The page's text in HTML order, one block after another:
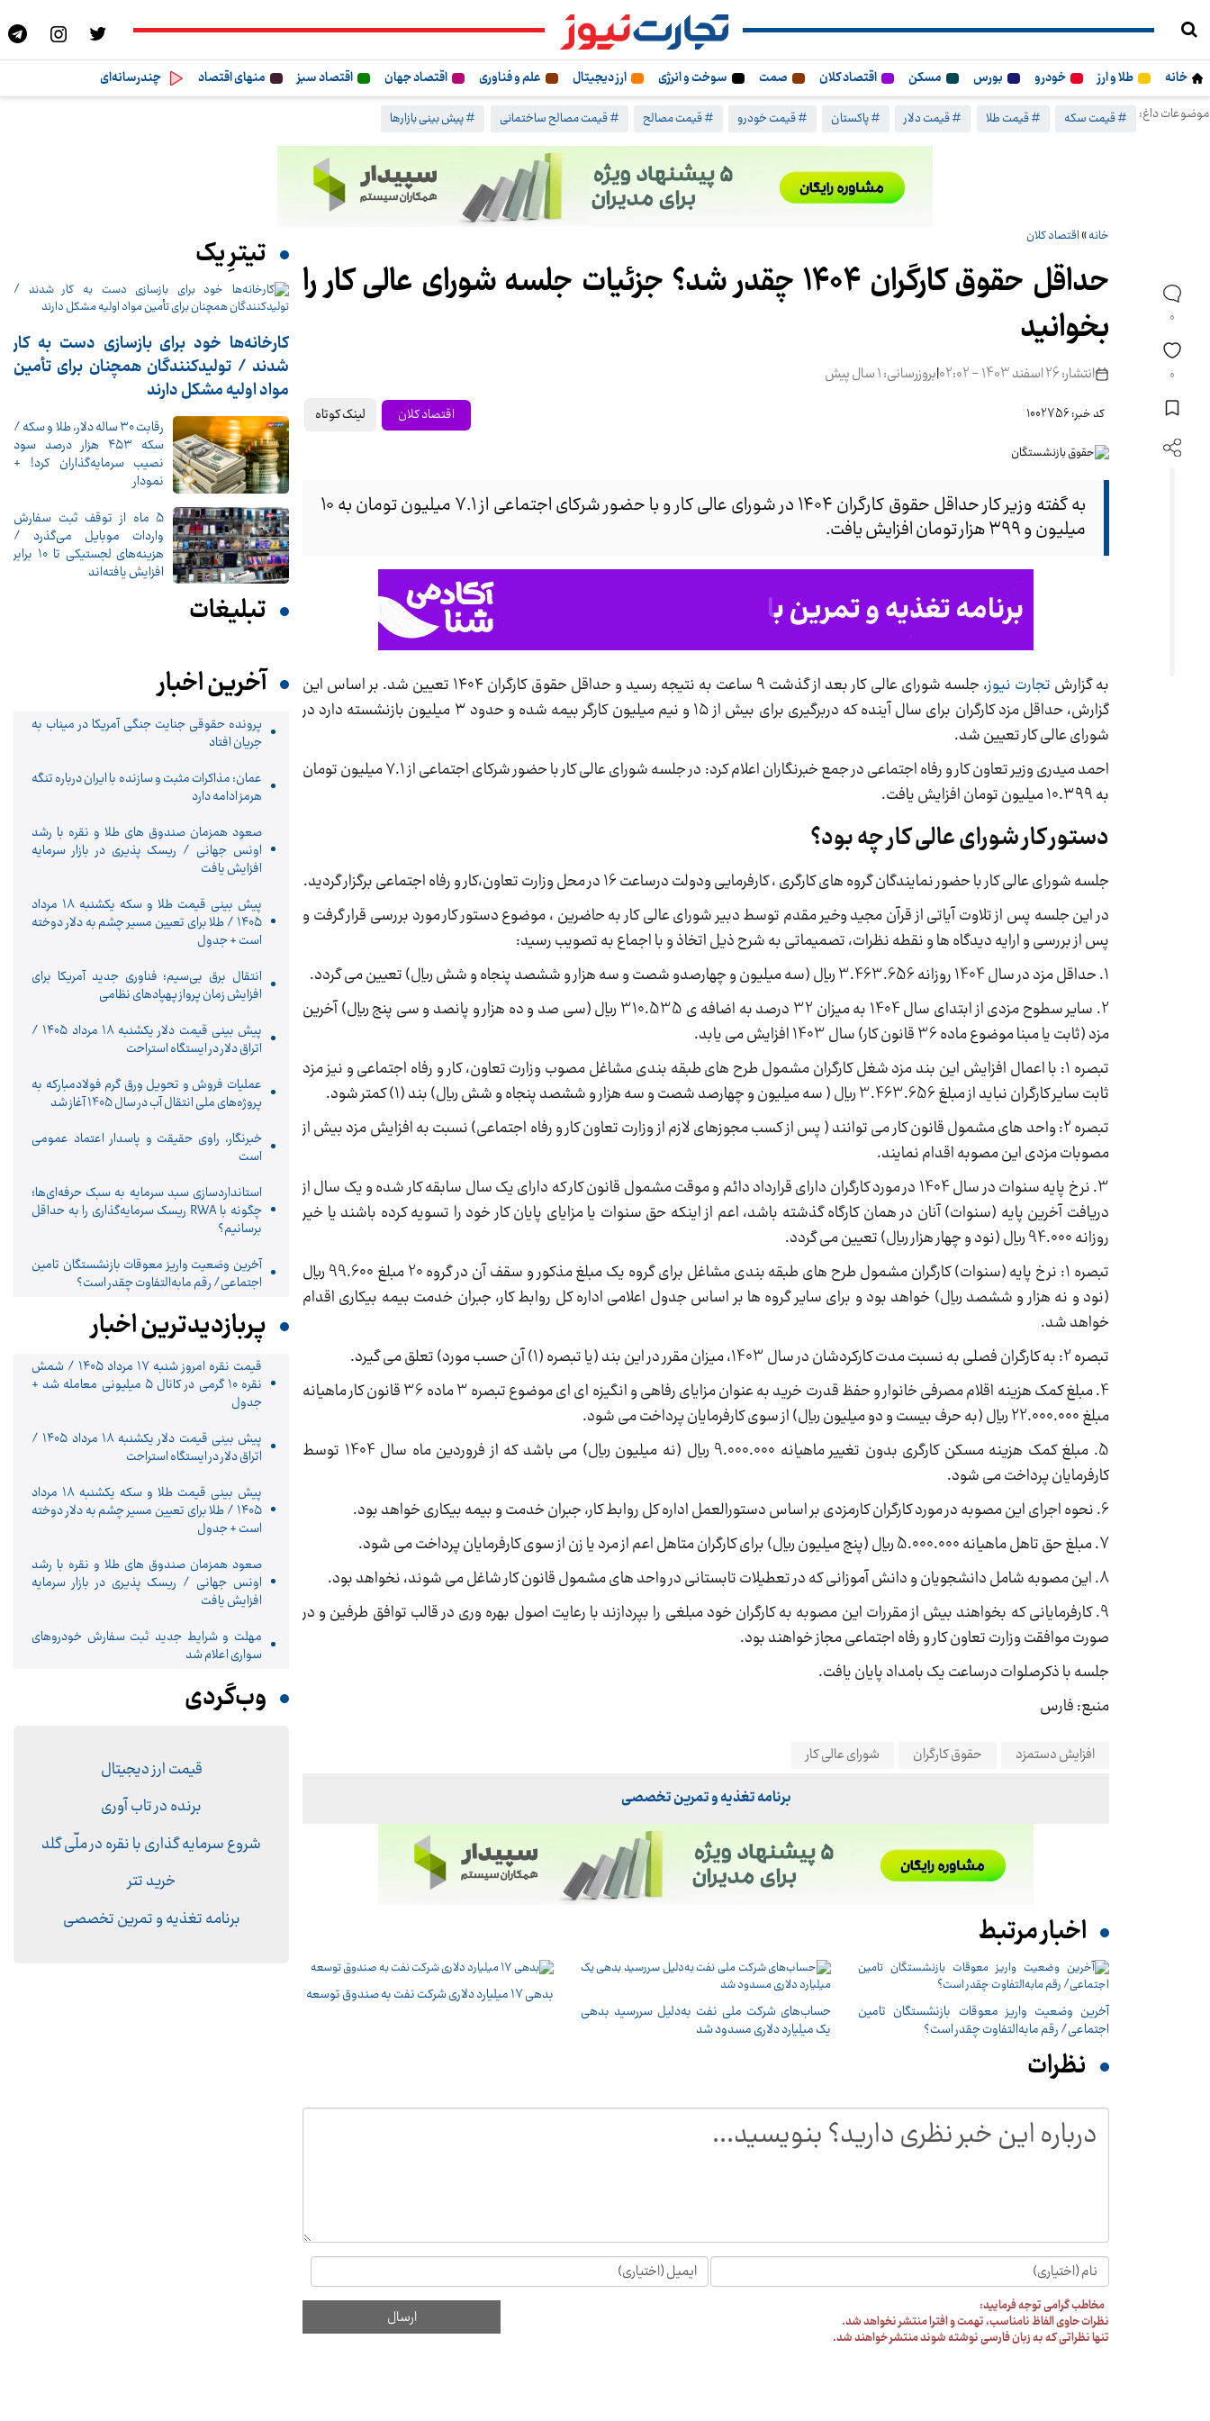
خانه طلا و ارز خودرو بورس مسکن اقتصاد کلان صمت سوخت و انرژی ارز دیجیتال علم و فناوری اقتصاد جهان اقتصاد سبز منهای اقتصاد
چندرسانه‌ای
موضوعات داغ:
# قیمت سکه # قیمت طلا # قیمت دلار # پاکستان # قیمت خودرو # قیمت مصالح # قیمت مصالح ساختمانی # پیش بینی بازارها
0
0
خانه» اقتصاد کلان
حداقل حقوق کارگران ۱۴۰۴ چقدر شد؟ جزئیات جلسه شورای عالی کار را
بخوانید
انتشار: 26 اسفند 1403 - 02:02 |بروزرسانی: 1 سال پیش
کد خبر: 1002756 اقتصاد کلان لینک کوتاه
به گفته وزیر کار حداقل حقوق کارگران ۱۴۰۴ در شورای عالی کار و با حضور شرکای اجتماعی از ۷.۱ میلیون تومان به ۱۰
میلیون و ۳۹۹ هزار تومان افزایش یافت.
به گزارش تجارت نیوز
، جلسه شورای عالی کار بعد از گذشت ۹ ساعت به نتیجه رسید و حداقل حقوق کارگران ۱۴۰۴ تعیین شد. بر اساس این
گزارش، حداقل مزد کارگران برای سال آینده که دربرگیری برای بیش از ۱۵ و نیم میلیون کارگر بیمه شده و حدود ۳ میلیون بازنشسته دارد در
شورای عالی کار تعیین شد.
احمد میدری وزیر تعاون کار و رفاه اجتماعی در جمع خبرنگاران اعلام کرد: در جلسه شورای عالی کار با حضور شرکای اجتماعی از ۷.۱ میلیون تومان
به ۱۰.۳۹۹ میلیون تومان افزایش یافت.
دستور کار شورای عالی کار چه بود؟
جلسه شورای عالی کار با حضور نمایندگان گروه های کارگری ، کارفرمایی ودولت درساعت 16 در محل وزارت تعاون،کار و رفاه اجتماعی برگزار گردید.
در این جلسه پس از تلاوت آیاتی از قرآن مجید وخیر مقدم توسط دبیر شورای عالی کار به حاضرین ، موضوع دستور کار مورد بررسی قرار گرفت و
پس از بررسی و ارایه دیدگاه ها و نقطه نظرات، تصمیماتی به شرح ذیل اتخاذ و با اجماع به تصویب رسید:
1. حداقل مزد در سال 1404 روزانه 3.463.656 ریال (سه میلیون و چهارصدو شصت و سه هزار و ششصد پنجاه و شش ریال) تعیین می گردد.
2. سایر سطوح مزدی از ابتدای سال 1404 به میزان 32 درصد به اضافه ی 310.535 ریال (سی صد و ده هزار و پانصد و سی پنج ریال) آخرین
مزد (ثابت یا مبنا موضوع ماده 36 قانون کار) سال 1403 افزایش می یابد.
تبصره 1: با اعمال افزایش این بند مزد شغل کارگران مشمول طرح های طبقه بندی مشاغل مصوب وزارت تعاون، کار و رفاه اجتماعی و نیز مزد
ثابت سایر کارگران نباید از مبلغ 3.463.656 ریال ( سه میلیون و چهارصد شصت و سه هزار و ششصد پنجاه و شش ریال) بند (1) کمتر شود.
تبصره 2: واحد های مشمول قانون کار می توانند ( پس از کسب مجوزهای لازم از وزارت تعاون کار و رفاه اجتماعی) نسبت به افزایش مزد بیش از
مصوبات مزدی این مصوبه اقدام نمایند.
3. نرخ پایه سنوات در سال 1404 در مورد کارگران دارای قرارداد دائم و موقت مشمول قانون کار که دارای یک سال سابقه کار شده و یک سال از
دریافت آخرین پایه (سنوات) آنان در همان کارگاه گذشته باشد، اعم از اینکه حق سنوات یا مزایای پایان کار خود را تسویه کرده باشند یا خیر
روزانه 94.000 ریال (نود و چهار هزار ریال) تعیین می گردد.
تبصره 1: نرخ پایه (سنوات) کارگران مشمول طرح های طبقه بندی مشاغل برای گروه یک مبلغ مذکور و سقف آن در گروه 20 مبلغ 99.600 ریال
(نود و نه هزار و ششصد ریال) خواهد بود و برای سایر گروه ها بر اساس جدول اعلامی اداره کل روابط کار، جبران خدمت بیمه بیکاری اقدام
خواهد شد.
تبصره 2: به کارگران فصلی به نسبت مدت کارکردشان در سال 1403، میزان مقرر در این بند (یا تبصره (1) آن حسب مورد) تعلق می گیرد.
4. مبلغ کمک هزینه اقلام مصرفی خانوار و حفظ قدرت خرید به عنوان مزایای رفاهی و انگیزه ای ای موضوع تبصره 3 ماده 36 قانون کار ماهیانه
مبلغ 22.000.000 ریال (به حرف بیست و دو میلیون ریال) از سوی کارفرمایان پرداخت می شود.
5. مبلغ کمک هزینه مسکن کارگری بدون تغییر ماهیانه 9.000.000 ریال (نه میلیون ریال) می باشد که از فروردین ماه سال 1404 توسط
کارفرمایان پرداخت می شود.
6. نحوه اجرای این مصوبه در مورد کارگران کارمزدی بر اساس دستورالعمل اداره کل روابط کار، جبران خدمت و بیمه بیکاری خواهد بود.
7. مبلغ حق تاهل ماهیانه 5.000.000 ریال (پنج میلیون ریال) برای کارگران متاهل اعم از مرد یا زن از سوی کارفرمایان پرداخت می شود.
8. این مصوبه شامل دانشجویان و دانش آموزانی که در تعطیلات تابستانی در واحد های مشمول قانون کار شاغل می شوند، نخواهد بود.
9. کارفرمایانی که بخواهند بیش از مقررات این مصوبه به کارگران خود مبلغی را بپردازند با رعایت اصول بهره وری در قالب توافق طرفین و در
صورت موافقت وزارت تعاون کار و رفاه اجتماعی مجاز خواهند بود.
جلسه با ذکرصلوات درساعت یک بامداد پایان یافت.
منبع: فارس
افزایش دستمزد حقوق کارگران شورای عالی کار
برنامه تغذیه و تمرین تخصصی
اخبار مرتبط
آخرین وضعیت واریز معوقات بازنشستگان تامین
اجتماعی/ رقم مابه‌التفاوت چقدر است؟
حساب‌های شرکت ملی نفت به‌دلیل سررسید بدهی
یک میلیارد دلاری مسدود شد
بدهی ١٧ میلیارد دلاری شرکت نفت به صندوق توسعه
نظرات
مخاطب گرامی توجه فرمایید:
نظرات حاوی الفاظ نامناسب، تهمت و افترا منتشر نخواهد شد.
تنها نظراتی که به زبان فارسی نوشته شوند منتشر خواهند شد.
تیترِ یک
کارخانه‌ها خود برای بازسازی دست به کار
شدند / تولیدکنندگان همچنان برای تأمین
مواد اولیه مشکل دارند
رقابت ۳۰ ساله دلار، طلا و سکه /
سکه ۴۵۳ هزار درصد سود
نصیب سرمایه‌گذاران کرد! +
نمودار
5 ماه از توقف ثبت سفارش
واردات موبایل می‌گذرد /
هزینه‌های لجستیکی تا 10 برابر
افزایش یافته‌اند
تبلیغات
آخرین اخبار
پرونده حقوقی جنایت جنگی آمریکا در میناب به
جریان افتاد
عمان: مذاکرات مثبت و سازنده با ایران درباره تنگه
هرمز ادامه دارد
صعود همزمان صندوق های طلا و نقره با رشد
اونس جهانی / ریسک پذیری در بازار سرمایه
افزایش یافت
پیش‌ بینی قیمت طلا و سکه یکشنبه ۱۸ مرداد
۱۴۰۵ / طلا برای تعیین مسیر چشم به دلار دوخته
است + جدول
انتقال برق بی‌سیم؛ فناوری جدید آمریکا برای
افزایش زمان پرواز پهپادهای نظامی
پیش ‌بینی قیمت دلار یکشنبه ۱۸ مرداد ۱۴۰۵ /
اتراق دلار در ایستگاه استراحت
عملیات فروش و تحویل ورق گرم فولادمبارکه به
پروژه‌های ملی انتقال آب در سال 1405 آغاز شد
خبرنگار، راوی حقیقت و پاسدار اعتماد عمومی
است
استانداردسازی سبد سرمایه به سبک حرفه‌ای‌ها؛
چگونه با RWA ریسک سرمایه‌گذاری را به حداقل
برسانیم؟
آخرین وضعیت واریز معوقات بازنشستگان تامین
اجتماعی/ رقم مابه‌التفاوت چقدر است؟
پربازدیدترین اخبار
قیمت نقره امروز شنبه ۱۷ مرداد ۱۴۰۵ / شمش
نقره ۱۰ گرمی در کانال ۵ میلیونی معامله شد +
جدول
پیش ‌بینی قیمت دلار یکشنبه ۱۸ مرداد ۱۴۰۵ /
اتراق دلار در ایستگاه استراحت
پیش‌ بینی قیمت طلا و سکه یکشنبه ۱۸ مرداد
۱۴۰۵ / طلا برای تعیین مسیر چشم به دلار دوخته
است + جدول
صعود همزمان صندوق های طلا و نقره با رشد
اونس جهانی / ریسک پذیری در بازار سرمایه
افزایش یافت
مهلت و شرایط جدید ثبت سفارش خودروهای
سواری اعلام شد
وب‌گردی
قیمت ارز دیجیتال
برنده در تاب آوری
شروع سرمایه گذاری با نقره در ملّی گلد
خرید تتر
برنامه تغذیه و تمرین تخصصی